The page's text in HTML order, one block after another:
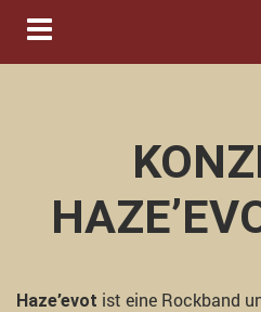
Navigation ein-/ausblenden
Haze’evot ist eine Rockband